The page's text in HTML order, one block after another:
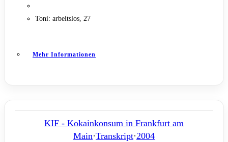
Toni: arbeitslos, 27
Mehr Informationen
KIF - Kokainkonsum in Frankfurt am
Main·Transkript·2004